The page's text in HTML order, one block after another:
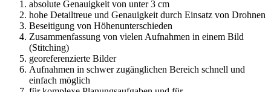
absolute Genauigkeit von unter 3 cm
hohe Detailtreue und Genauigkeit durch Einsatz von Drohnen
Beseitigung von Höhenunterschieden
Zusammenfassung von vielen Aufnahmen in einem Bild
(Stitching)
georeferenzierte Bilder
Aufnahmen in schwer zugänglichen Bereich schnell und
einfach möglich